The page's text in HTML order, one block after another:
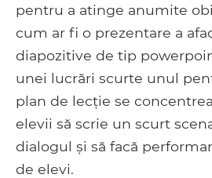
pentru a atinge anumite
cum ar fi o prezentare a
diapozitive de tip
unei lucrări scurte unul
plan de lecție se
elevii să scrie un scurt
dialogul și să facă
de elevi.